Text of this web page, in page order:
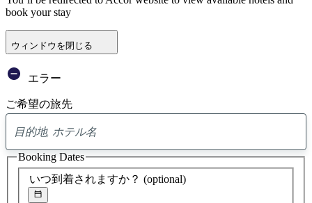
book your stay
ウィンドウを閉じる
エラー
ご希望の旅先
ア
ド
バ
イ
いつ到着されますか？ (optional)
Booking Dates